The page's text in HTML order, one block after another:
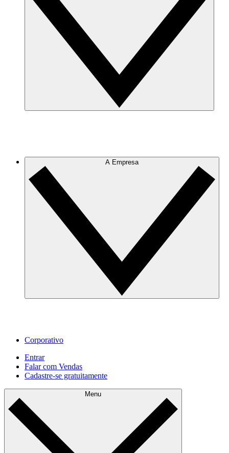
A Empresa
Corporativo
Entrar
Falar com Vendas
Cadastre‐se gratuitamente
Menu